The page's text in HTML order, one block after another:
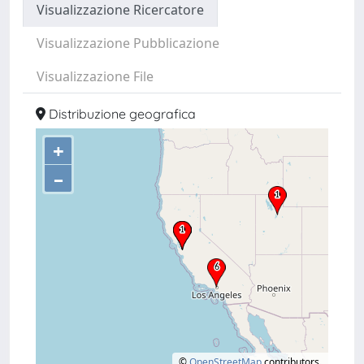
Visualizzazione Ricercatore
Visualizzazione Pubblicazione
Visualizzazione File
Distribuzione geografica
+
–